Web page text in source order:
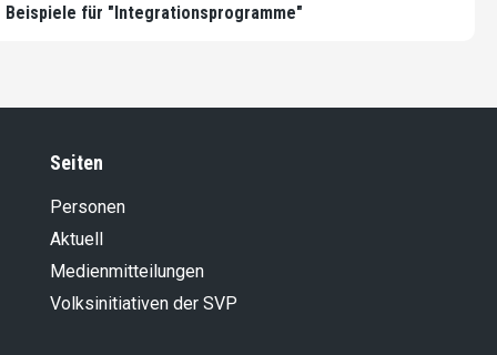
Beispiele für "Integrationsprogramme"
Seiten
Personen
Aktuell
Medienmitteilungen
Volksinitiativen der SVP